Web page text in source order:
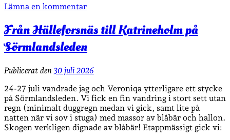
Lämna en kommentar
Från Hälleforsnäs till Katrineholm på
Sörmlandsleden
Publicerat den 30 juli 2026
24-27 juli vandrade jag och Veroniqa ytterligare ett stycke
på Sörmlandsleden. Vi fick en fin vandring i stort sett utan
regn (minimalt duggregn medan vi gick, samt lite på
natten när vi sov i stuga) med massor av blåbär och hallon.
Skogen verkligen dignade av blåbär! Etappmässigt gick vi: